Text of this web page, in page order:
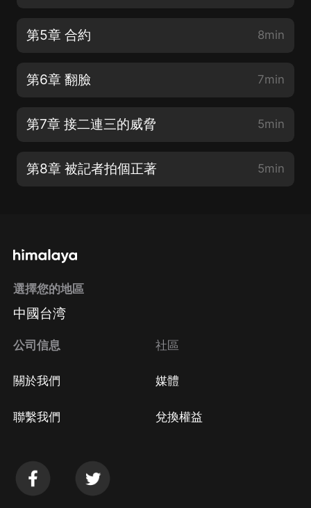
第5章 合約 8min
第6章 翻臉 7min
第7章 接二連三的威脅 5min
第8章 被記者拍個正著 5min
選擇您的地區
中國台湾
公司信息
關於我們
聯繫我們
社區
媒體
兌換權益